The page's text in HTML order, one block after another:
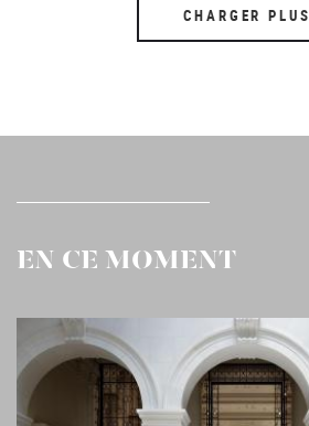
CHARGER PLUS
EN CE MOMENT